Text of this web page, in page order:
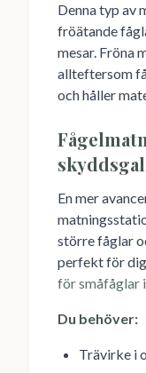
Denna typ av
fröätande
mesar. Fröna
allteftersom
och håller
En mer
större fåglar
perfekt för
för småfåglar
Du behöver:
Trävirke i